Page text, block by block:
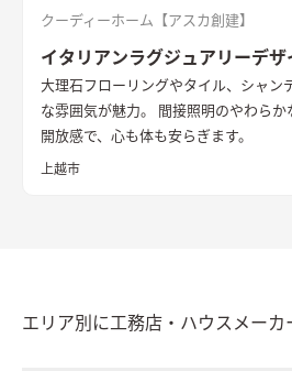
クーディーホーム【アスカ創建】
イタリアンラグジュアリーデザ
大理石フローリングやタイル、シャン
な雰囲気が魅力。 間接照明のやわら
開放感で、心も体も安らぎます。
上越市
エリア別に工務店・ハウスメーカ